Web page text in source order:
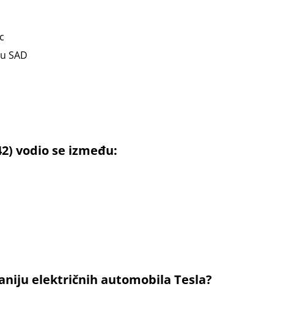
SAD
vodio se između:
električnih automobila Tesla?